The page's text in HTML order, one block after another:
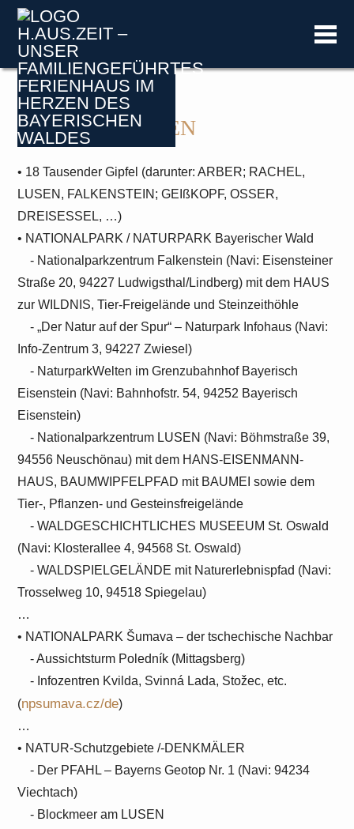
NATUR ERLEBEN
• 18 Tausender Gipfel (darunter: ARBER; RACHEL,
LUSEN, FALKENSTEIN; GEIßKOPF, OSSER,
DREISESSEL, …)
• NATIONALPARK / NATURPARK Bayerischer Wald
- Nationalparkzentrum Falkenstein (Navi: Eisensteiner
Straße 20, 94227 Ludwigsthal/Lindberg) mit dem HAUS
zur WILDNIS, Tier-Freigelände und Steinzeithöhle
- „Der Natur auf der Spur“ – Naturpark Infohaus (Navi:
Info-Zentrum 3, 94227 Zwiesel)
- NaturparkWelten im Grenzubahnhof Bayerisch
Eisenstein (Navi: Bahnhofstr. 54, 94252 Bayerisch
Eisenstein)
- Nationalparkzentrum LUSEN (Navi: Böhmstraße 39,
94556 Neuschönau) mit dem HANS-EISENMANN-
HAUS, BAUMWIPFELPFAD mit BAUMEI sowie dem
Tier-, Pflanzen- und Gesteinsfreigelände
- WALDGESCHICHTLICHES MUSEEUM St. Oswald
(Navi: Klosterallee 4, 94568 St. Oswald)
- WALDSPIELGELÄNDE mit Naturerlebnispfad (Navi:
Trosselweg 10, 94518 Spiegelau)
…
• NATIONALPARK Šumava – der tschechische Nachbar
- Aussichtsturm Poledník (Mittagsberg)
- Infozentren Kvilda, Svinná Lada, Stožec, etc.
(npsumava.cz/de)
…
• NATUR-Schutzgebiete /-DENKMÄLER
- Der PFAHL – Bayerns Geotop Nr. 1 (Navi: 94234
Viechtach)
- Blockmeer am LUSEN